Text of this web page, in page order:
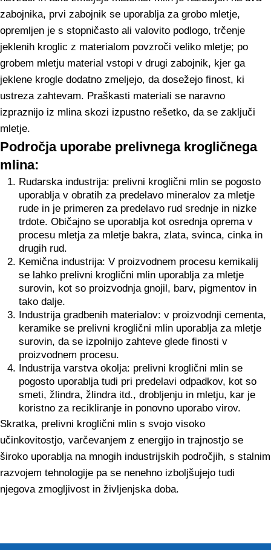
zabojnika, prvi zabojnik se uporablja za grobo mletje,
opremljen je s stopničasto ali valovito podlogo, trčenje
jeklenih kroglic z materialom povzroči veliko mletje; po
grobem mletju material vstopi v drugi zabojnik, kjer ga
jeklene krogle dodatno zmeljejo, da dosežejo finost, ki
ustreza zahtevam. Praškasti materiali se naravno
izpraznijo iz mlina skozi izpustno rešetko, da se zaključi
mletje.
Področja uporabe prelivnega krogličnega
mlina:
Rudarska industrija: prelivni kroglični mlin se pogosto
uporablja v obratih za predelavo mineralov za mletje
rude in je primeren za predelavo rud srednje in nizke
trdote. Običajno se uporablja kot osrednja oprema v
procesu mletja za mletje bakra, zlata, svinca, cinka in
drugih rud.
Kemična industrija: V proizvodnem procesu kemikalij
se lahko prelivni kroglični mlin uporablja za mletje
surovin, kot so proizvodnja gnojil, barv, pigmentov in
tako dalje.
Industrija gradbenih materialov: v proizvodnji cementa,
keramike se prelivni kroglični mlin uporablja za mletje
surovin, da se izpolnijo zahteve glede finosti v
proizvodnem procesu.
Industrija varstva okolja: prelivni kroglični mlin se
pogosto uporablja tudi pri predelavi odpadkov, kot so
smeti, žlindra, žlindra itd., drobljenju in mletju, kar je
koristno za recikliranje in ponovno uporabo virov.
Skratka, prelivni kroglični mlin s svojo visoko
učinkovitostjo, varčevanjem z energijo in trajnostjo se
široko uporablja na mnogih industrijskih področjih, s stalnim
razvojem tehnologije pa se nenehno izboljšujejo tudi
njegova zmogljivost in življenjska doba.